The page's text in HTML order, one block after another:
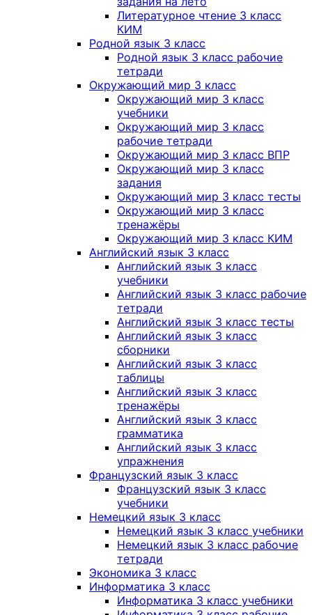
Литературное чтение 3 класс
КИМ
Родной язык 3 класс
Родной язык 3 класс рабочие
тетради
Окружающий мир 3 класс
Окружающий мир 3 класс
учебники
Окружающий мир 3 класс
рабочие тетради
Окружающий мир 3 класс ВПР
Окружающий мир 3 класс
задания
Окружающий мир 3 класс тесты
Окружающий мир 3 класс
тренажёры
Окружающий мир 3 класс КИМ
Английский язык 3 класс
Английский язык 3 класс
учебники
Английский язык 3 класс рабочие
тетради
Английский язык 3 класс тесты
Английский язык 3 класс
сборники
Английский язык 3 класс
таблицы
Английский язык 3 класс
тренажёры
Английский язык 3 класс
грамматика
Английский язык 3 класс
упражнения
Французский язык 3 класс
Французский язык 3 класс
учебники
Немецкий язык 3 класс
Немецкий язык 3 класс учебники
Немецкий язык 3 класс рабочие
тетради
Экономика 3 класс
Информатика 3 класс
Информатика 3 класс учебники